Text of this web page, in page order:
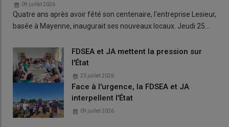
09 juillet 2026
Quatre ans après avoir fêté son centenaire, l’entreprise Lesieur,
basée à Mayenne, inaugurait ses nouveaux locaux. Jeudi 25…
FDSEA et JA mettent la pression sur
l'État
23 juillet 2026
Face à l'urgence, la FDSEA et JA
interpellent l'État
09 juillet 2026